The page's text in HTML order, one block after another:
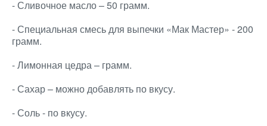
- Сливочное масло – 50 грамм.
- Специальная смесь для выпечки «Мак Мастер» - 200
грамм.
- Лимонная цедра – грамм.
- Сахар – можно добавлять по вкусу.
- Соль - по вкусу.